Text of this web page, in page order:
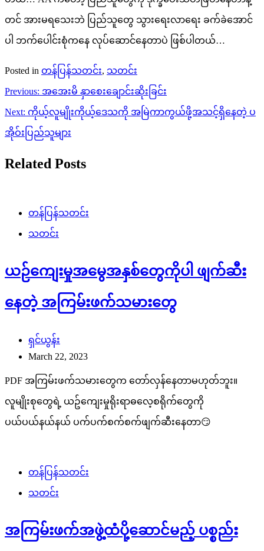
တင် အားမရသေးဘဲ ပြည်သူတွေ သွားရေးလာရေး ခက်ခဲအောင်
ပါ ဘက်ပေါင်းစုံကနေ လုပ်ဆောင်နေတာပဲ ဖြစ်ပါတယ်…
Posted in တန်ပြန်သတင်း, သတင်း
Post
navigation
Previous: အအေးမိ နှာစေးချောင်းဆိုးခြင်း
Next: ကိုယ့်လူမျိုးကိုယ့်ဒေသကို အမြဲကာကွယ်ဖို့အသင့်ရှိနေတဲ့ ပ
အိုဝ်းပြည်သူများ
Related Posts
တန်ပြန်သတင်း
သတင်း
ယဉ်ကျေးမှုအမွေအနှစ်တွေကိုပါ ဖျက်ဆီး
နေတဲ့ အကြမ်းဖက်သမားတွေ
ရှင်ယွန်း
March 22, 2023
PDF အကြမ်းဖက်သမားတွေက တော်လှန်နေတာမဟုတ်ဘူး။
လူမျိုးစုတွေရဲ့ ယဥ်ကျေးမှုရိုးရာဓလေ့စရိုက်တွေကို
ပယ်ပယ်နယ်နယ် ပက်ပက်စက်စက်ဖျက်ဆီးနေတာ😏
တန်ပြန်သတင်း
သတင်း
အကြမ်းဖက်အဖွဲ့ထံပို့ဆောင်မည့် ပစ္စည်း